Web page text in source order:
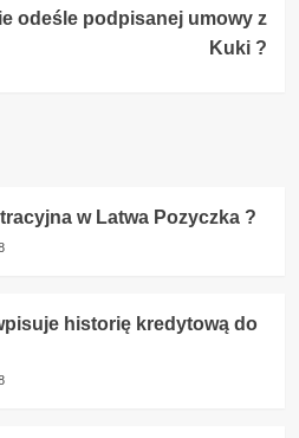
odeśle podpisanej umowy z
Kuki ?
w Latwa Pozyczka ?
historię kredytową do